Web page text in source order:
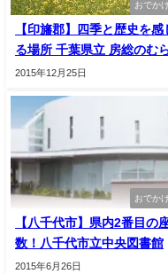
おでか
【印旛郡】四季と歴史を感
る場所 千葉県立 房総のむ
2015年12月25日
おでか
【八千代市】県内2番目の
数！八千代市立中央図書館
2015年6月26日